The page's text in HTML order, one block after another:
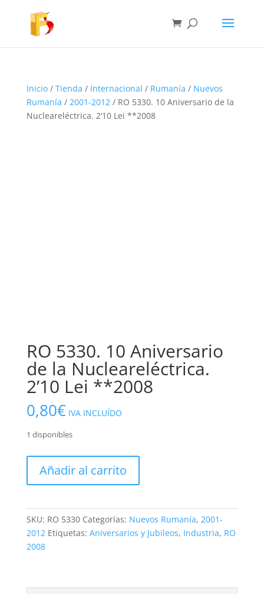
Inicio/ Tienda / Internacional / Rumanía / Nuevos
Rumanía / 2001-2012/ RO 5330. 10 Aniversario de la
Nucleareléctrica. 2’10 Lei **2008
RO 5330. 10 Aniversario
de la Nucleareléctrica.
2’10 Lei **2008
0,80€ IVA INCLUÍDO
1 disponibles
5330.
de
la
Nucleareléctrica.
Añadir al carrito
SKU: RO 5330 Categorías: Nuevos Rumanía, 2001-
2012 Etiquetas: Aniversarios y Jubileos, Industria, RO
2008